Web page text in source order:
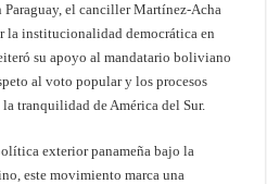
Paraguay, el canciller Martínez-Acha
la institucionalidad democrática en
su apoyo al mandatario boliviano
al voto popular y los procesos
tranquilidad de América del Sur.
exterior panameña bajo la
este movimiento marca una